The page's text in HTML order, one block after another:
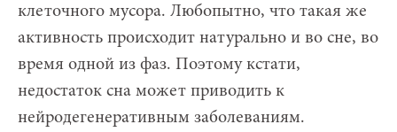
клеточного мусора. Любопытно, что такая же
активность происходит натурально и во сне, во
время одной из фаз. Поэтому кстати,
недостаток сна может приводить к
нейродегенеративным заболеваниям.